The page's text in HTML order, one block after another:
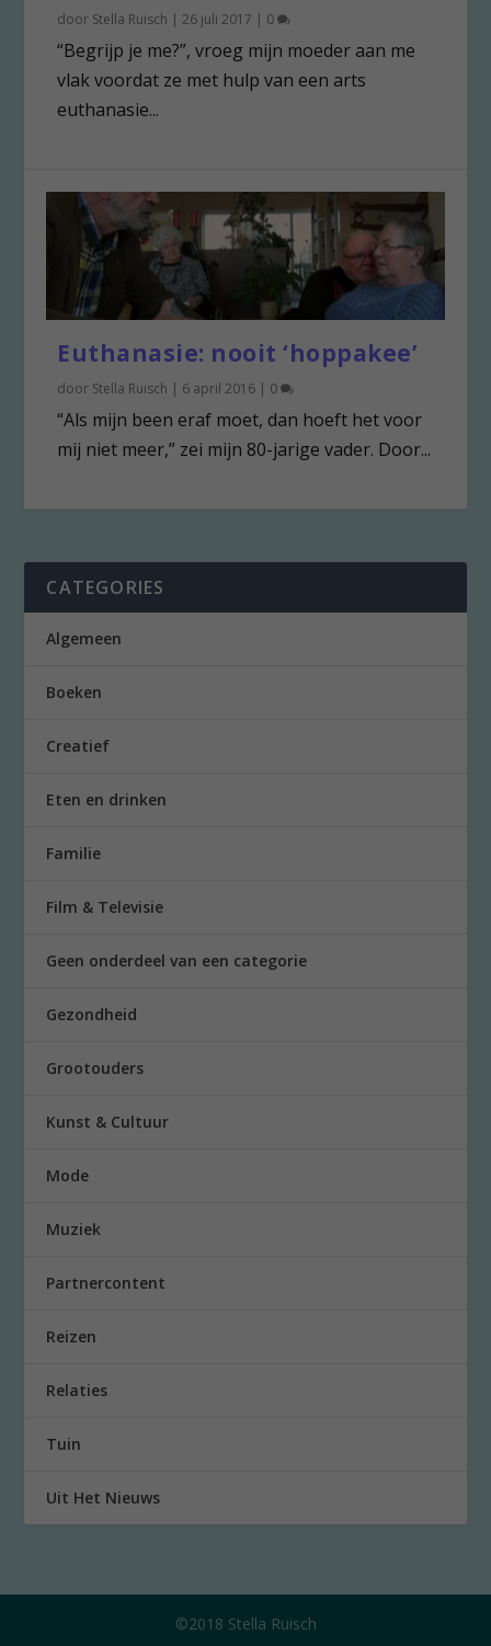
door Stella Ruisch |26 juli 2017 | 0
“Begrijp je me?”, vroeg mijn moeder aan me
vlak voordat ze met hulp van een arts
euthanasie...
Euthanasie: nooit ‘hoppakee’
door Stella Ruisch 6 april 2016 0
“Als mijn been eraf moet, dan hoeft het voor
mij niet meer,” zei mijn 80-jarige vader. Door...
CATEGORIES
Algemeen
Boeken
Creatief
Eten en drinken
Familie
Film & Televisie
Geen onderdeel van een categorie
Gezondheid
Grootouders
Kunst & Cultuur
Mode
Muziek
Partnercontent
Reizen
Relaties
Tuin
Uit Het Nieuws
©2018 Stella Ruisch